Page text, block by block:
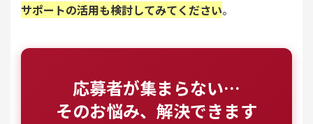
サポートの活用も検討してみてください。
応募者が集まらない…
そのお悩み、解決できます